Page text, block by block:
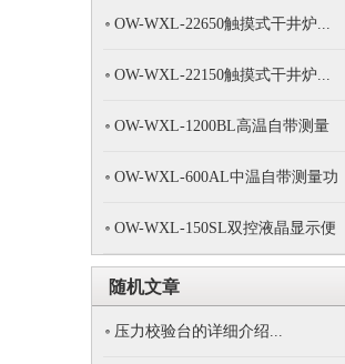
OW-WXL-22650触摸式干井炉...
OW-WXL-22150触摸式干井炉...
OW-WXL-1200BL高温自带测量
OW-WXL-600AL中温自带测量功
OW-WXL-150SL双控液晶显示便
携...
随机文章
压力校验台的详细介绍...